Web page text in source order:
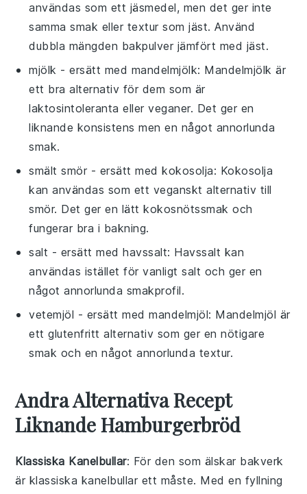
användas som ett jäsmedel, men det ger inte
samma smak eller textur som jäst. Använd
dubbla mängden bakpulver jämfört med jäst.
mjölk - ersätt med mandelmjölk: Mandelmjölk är
ett bra alternativ för dem som är
laktosintoleranta eller veganer. Det ger en
liknande konsistens men en något annorlunda
smak.
smält smör - ersätt medkokosolja: Kokosolja
kan användas som ett veganskt alternativ till
smör. Det ger en lätt kokosnötssmak och
fungerar bra i bakning.
salt - ersätt medhavssalt: Havssalt kan
användas istället för vanligt salt och ger en
något annorlunda smakprofil.
vetemjöl - ersätt medmandelmjöl: Mandelmjöl är
ett glutenfritt alternativ som ger en nötigare
smak och en något annorlunda textur.
Andra Alternativa Recept
Liknande Hamburgerbröd
Klassiska Kanelbullar: För den som älskar bakverk
är klassiska kanelbullar ett måste. Med en fyllning